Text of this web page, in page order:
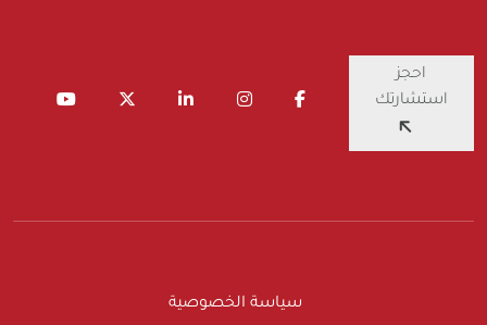
احجز
استشارتك
سياسة الخصوصية